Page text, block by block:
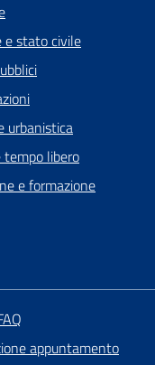
e stato civile
urbanistica
tempo libero
e formazione
appuntamento